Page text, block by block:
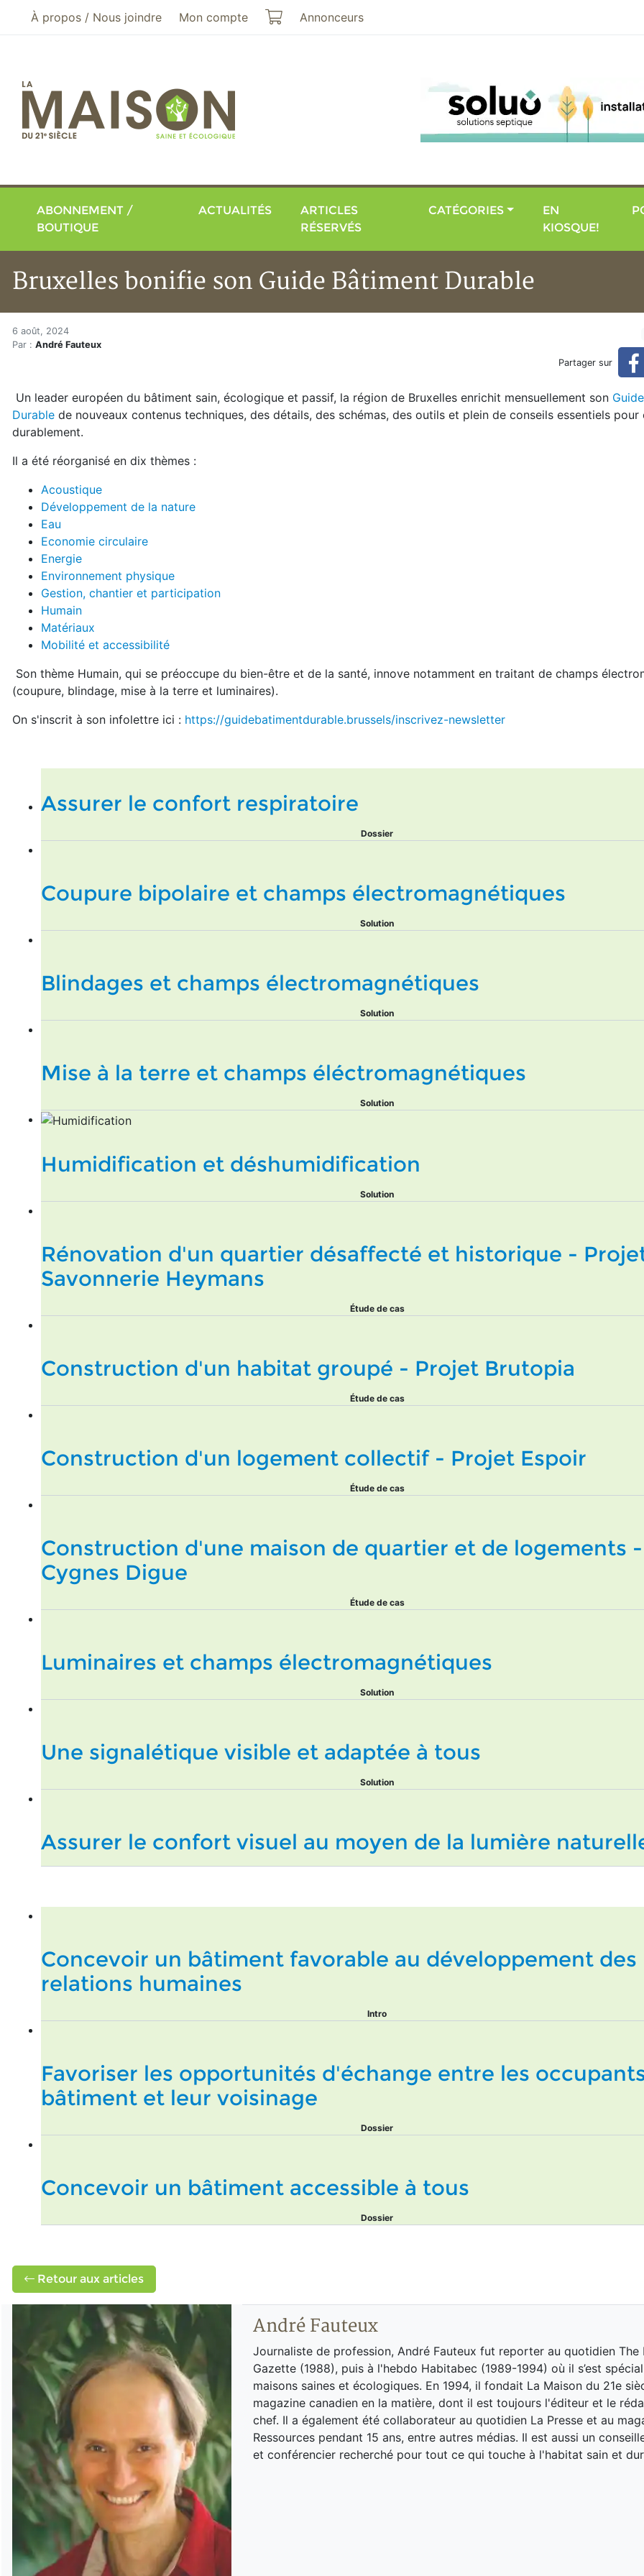
Aller au menu principal
Aller au contenu principal
À propos / Nous joindre Mon compte Mon panier
Annonceurs
ABONNEMENT /
BOUTIQUE
ACTUALITÉS
ARTICLES
RÉSERVÉS
CATÉGORIES
EN
KIOSQUE!
Bruxelles bonifie son Guide Bâtiment Durable
Accueil
Articles
Bruxelles bonifie son Guide Bâtiment Durable
Bruxelles bonifie son Guide Bâtiment Durable
6 août, 2024
Par : André Fauteux
Partager sur
Un leader européen du bâtiment sain, écologique et passif, la région de Bruxelles enrichit mensuellement son
Durable de nouveaux contenus techniques, des détails, des schémas, des outils et plein de conseils essentiels pour
durablement.
Il a été réorganisé en dix thèmes :
Acoustique
Développement de la nature
Eau
Economie circulaire
Energie
Environnement physique
Gestion, chantier et participation
Humain
Matériaux
Mobilité et accessibilité
Son thème Humain, qui se préoccupe du bien-être et de la santé, innove notamment en traitant de champs
(coupure, blindage, mise à la terre et luminaires).
On s'inscrit à son infolettre ici : https://guidebatimentdurable.brussels/inscrivez-newsletter
Assurer le confort respiratoire
Dossier
Coupure bipolaire et champs électromagnétiques
Solution
Blindages et champs électromagnétiques
Solution
Mise à la terre et champs éléctromagnétiques
Solution
Humidification et déshumidification
Solution
Rénovation d'un quartier désaffecté et historique -
Savonnerie Heymans
Étude de cas
Construction d'un habitat groupé - Projet Brutopia
Étude de cas
Construction d'un logement collectif - Projet Espoir
Étude de cas
Construction d'une maison de quartier et de logements
Cygnes Digue
Étude de cas
Luminaires et champs électromagnétiques
Solution
Une signalétique visible et adaptée à tous
Solution
Assurer le confort visuel au moyen de la lumière
Concevoir un bâtiment favorable au développement des
relations humaines
Intro
Favoriser les opportunités d'échange entre les
bâtiment et leur voisinage
Dossier
Concevoir un bâtiment accessible à tous
Dossier
Retour aux articles
André Fauteux
Journaliste de profession, André Fauteux fut reporter au quotidien The
Gazette (1988), puis à l'hebdo Habitabec (1989-1994) où il s’est
maisons saines et écologiques. En 1994, il fondait La Maison du 21e
magazine canadien en la matière, dont il est toujours l'éditeur et le
chef. Il a également été collaborateur au quotidien La Presse et au
Ressources pendant 15 ans, entre autres médias. Il est aussi un
et conférencier recherché pour tout ce qui touche à l'habitat sain et